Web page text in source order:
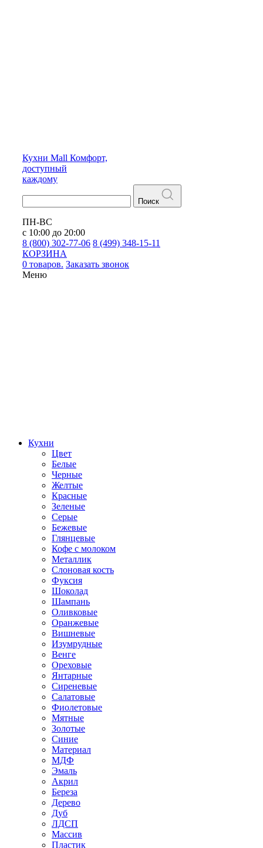
Кухни Mall Комфорт,
доступный
каждому
Поиск
ПН-ВС
с 10:00 до 20:00
8 (800) 302-77-06 8 (499) 348-15-11
КОРЗИНА
0 товаров. Заказать звонок
Меню
Кухни
Цвет
Белые
Черные
Желтые
Красные
Зеленые
Серые
Бежевые
Глянцевые
Кофе с молоком
Металлик
Слоновая кость
Фуксия
Шоколад
Шампань
Оливковые
Оранжевые
Вишневые
Изумрудные
Венге
Ореховые
Янтарные
Сиреневые
Салатовые
Фиолетовые
Мятные
Золотые
Синие
Материал
МДФ
Эмаль
Акрил
Береза
Дерево
Дуб
ЛДСП
Массив
Пластик